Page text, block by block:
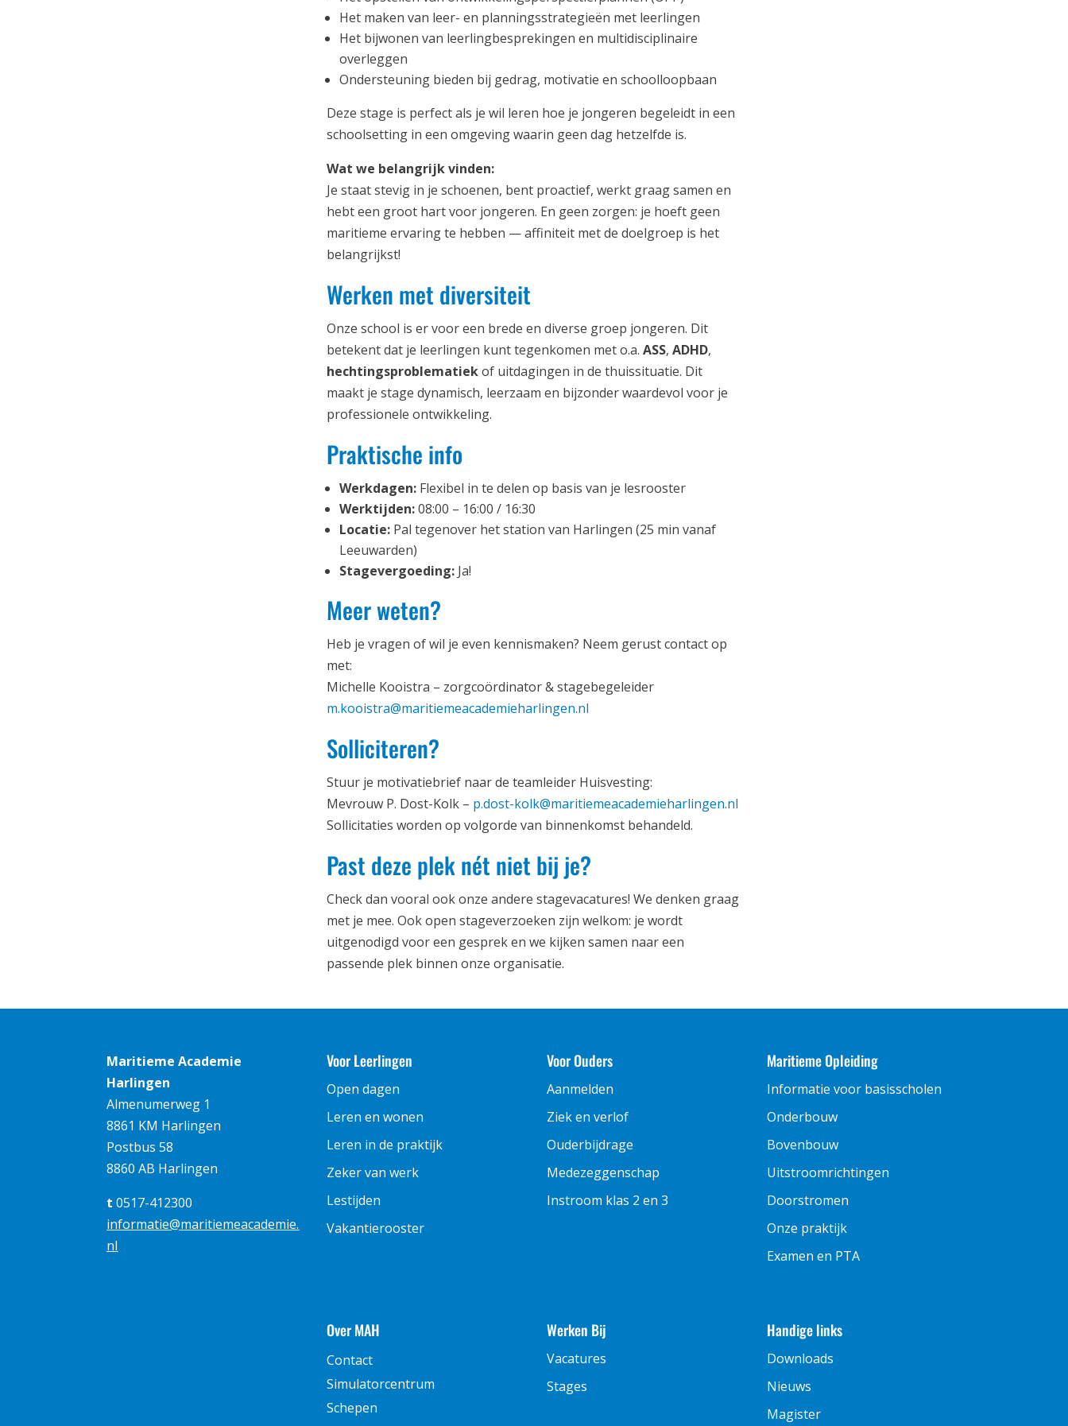
Het maken van leer- en planningsstrategieën met leerlingen
Het bijwonen van leerlingbesprekingen en multidisciplinaire
overleggen
Ondersteuning bieden bij gedrag, motivatie en schoolloopbaan
Deze stage is perfect als je wil leren hoe je jongeren begeleidt in een
schoolsetting in een omgeving waarin geen dag hetzelfde is.
Wat we belangrijk vinden:
Je staat stevig in je schoenen, bent proactief, werkt graag samen en
hebt een groot hart voor jongeren. En geen zorgen: je hoeft geen
maritieme ervaring te hebben — affiniteit met de doelgroep is het
belangrijkst!
Werken met diversiteit
Onze school is er voor een brede en diverse groep jongeren. Dit
betekent dat je leerlingen kunt tegenkomen met o.a.ASS,ADHD,
hechtingsproblematiekof uitdagingen in de thuissituatie. Dit
maakt je stage dynamisch, leerzaam en bijzonder waardevol voor je
professionele ontwikkeling.
Praktische info
Werkdagen: Flexibel in te delen op basis van je lesrooster
Werktijden:08:00 – 16:00 / 16:30
Locatie: Pal tegenover het station van Harlingen (25 min vanaf
Leeuwarden)
Stagevergoeding: Ja!
Meer weten?
Heb je vragen of wil je even kennismaken? Neem gerust contact op
met:
Michelle Kooistra – zorgcoördinator & stagebegeleider
m.kooistra@maritiemeacademieharlingen.nl
Solliciteren?
Stuur je motivatiebrief naar de teamleider Huisvesting:
Mevrouw P. Dost-Kolk – p.dost-kolk@maritiemeacademieharlingen.nl
Sollicitaties worden op volgorde van binnenkomst behandeld.
Past deze plek nét niet bij je?
Check dan vooral ook onze andere stagevacatures! We denken graag
met je mee. Ook open stageverzoeken zijn welkom: je wordt
uitgenodigd voor een gesprek en we kijken samen naar een
passende plek binnen onze organisatie.
Maritieme Academie
Harlingen
Almenumerweg 1
8861 KM Harlingen
Postbus 58
8860 AB Harlingen
t 0517-412300
informatie@maritiemeacademie.
nl
Voor Leerlingen
Open dagen
Leren en wonen
Leren in de praktijk
Zeker van werk
Lestijden
Vakantierooster
Voor Ouders
Aanmelden
Ziek en verlof
Ouderbijdrage
Medezeggenschap
Instroom klas 2 en 3
Maritieme Opleiding
Informatie voor basisscholen
Onderbouw
Bovenbouw
Uitstroomrichtingen
Doorstromen
Onze praktijk
Examen en PTA
Over MAH
Contact
Simulatorcentrum
Schepen
Werken Bij
Vacatures
Stages
Handige links
Downloads
Nieuws
Magister